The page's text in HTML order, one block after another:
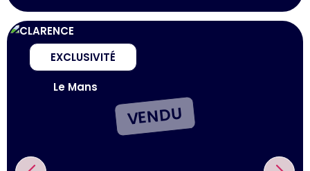
VENDU
EXCLUSIVITÉ
Le Mans